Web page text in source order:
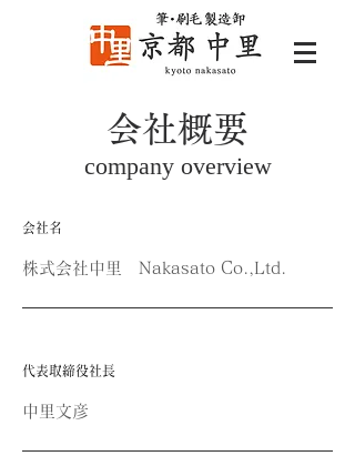
会社名
株式会社中里 Nakasato Co.,Ltd.
代表取締役社長
中里文彦
会社概要
company overview